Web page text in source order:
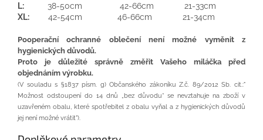
L: 38-50cm 42-66cm 21-33cm
XL: 42-54cm 46-66cm 21-34cm
Pooperační ochranné oblečení není možné vyměnit z
hygienických důvodů.
Proto je důležité správně změřit Vašeho miláčka před
objednáním výrobku.
(V souladu s §1837 písm. g) Občanského zákoníku Z.č. 89/2012 Sb. cit.:"
Možnost odstoupení do 14 dnů „bez důvodu“ se nevztahuje na zboží v
uzavřeném obalu, které spotřebitel z obalu vyňal a z hygienických důvodů
jej není možné vrátit").